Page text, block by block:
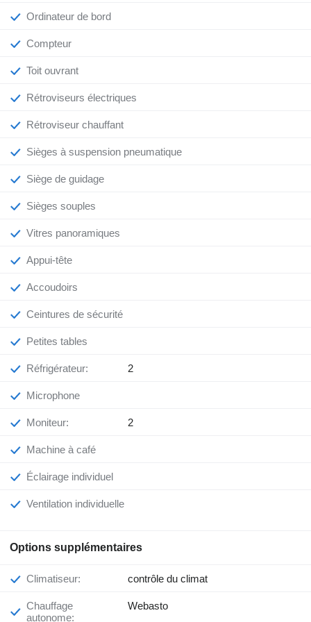
Ordinateur de bord
Compteur
Toit ouvrant
Rétroviseurs électriques
Rétroviseur chauffant
Sièges à suspension pneumatique
Siège de guidage
Sièges souples
Vitres panoramiques
Appui-tête
Accoudoirs
Ceintures de sécurité
Petites tables
Réfrigérateur: 2
Microphone
Moniteur: 2
Machine à café
Éclairage individuel
Ventilation individuelle
Options supplémentaires
Climatiseur: contrôle du climat
Chauffage
autonome:
Webasto